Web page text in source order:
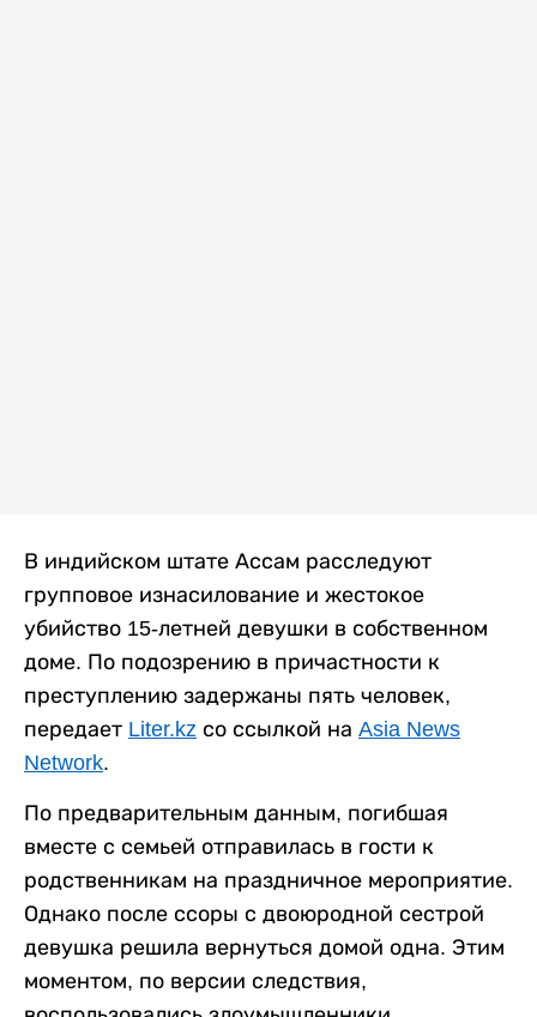
В индийском штате Ассам расследуют
групповое изнасилование и жестокое
убийство 15-летней девушки в собственном
доме. По подозрению в причастности к
преступлению задержаны пять человек,
передает Liter.kz со ссылкой на Asia News
Network.
По предварительным данным, погибшая
вместе с семьей отправилась в гости к
родственникам на праздничное мероприятие.
Однако после ссоры с двоюродной сестрой
девушка решила вернуться домой одна. Этим
моментом, по версии следствия,